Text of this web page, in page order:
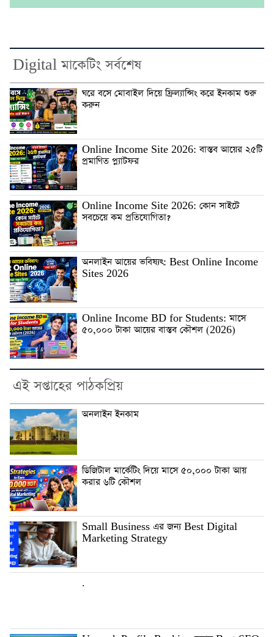
Digital মাকেটিং সর্বশেষ
ঘরে বসে মোবাইল দিয়ে ফ্রিল্যান্সিং করে ইনকাম শুরু
করুন
Online Income Site 2026: বাস্তব আয়ের ২৫টি
প্রমাণিত প্ল্যাটফর
Online Income Site 2026: কোন সাইটে
সবচেয়ে কম প্রতিযোগিতা?
অনলাইন আয়ের ভবিষ্যৎ: Best Online Income
Sites 2026
Online Income BD for Students: মাসে
৫০,০০০ টাকা আয়ের বাস্তব কৌশল (2026)
এই সপ্তাহের পাঠকপ্রিয়
অনলাইন ইনকাম
ডিজিটাল মার্কেটিং দিয়ে মাসে ৫০,০০০ টাকা আয়
করার ৬টি কৌশল
Small Business এর জন্য Best Digital
Marketing Strategy
.